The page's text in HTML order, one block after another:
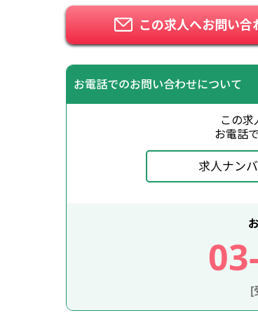
この求人へお問い合
お電話でのお問い合わせについて
この求
お電話
求人ナン
[